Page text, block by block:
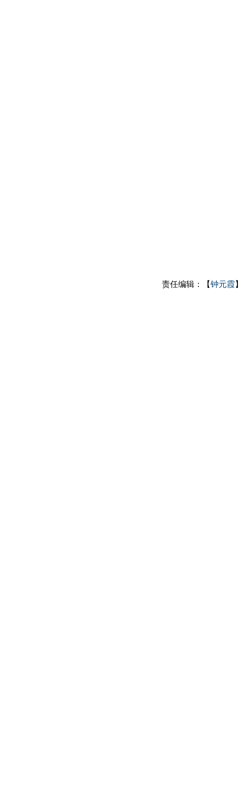
责任编辑：【钟元霞 】